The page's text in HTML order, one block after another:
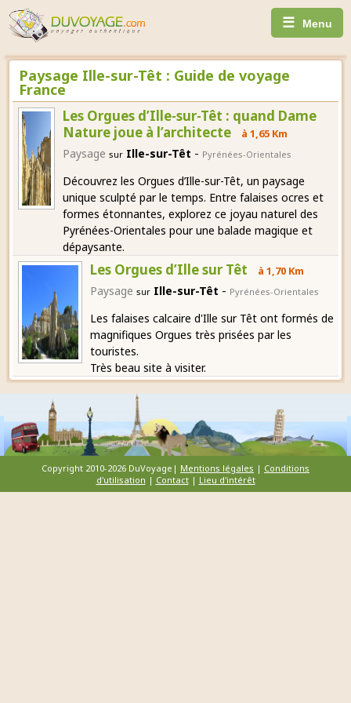
☰ Menu
Paysage Ille-sur-Têt : Guide de voyage
France
Les Orgues d’Ille-sur-Têt : quand Dame
Nature joue à l’architecte
à 1,65 Km
Paysage sur Ille-sur-Têt - Pyrénées-Orientales
Découvrez les Orgues d’Ille-sur-Têt, un paysage
unique sculpté par le temps. Entre falaises ocres et
formes étonnantes, explorez ce joyau naturel des
Pyrénées-Orientales pour une balade magique et
dépaysante.
Les Orgues d’Ille sur Têt à 1,70 Km
Paysage sur Ille-sur-Têt - Pyrénées-Orientales
Les falaises calcaire d'Ille sur Têt ont formés de
magnifiques Orgues très prisées par les
touristes.
Très beau site à visiter.
Copyright 2010-2026 DuVoyage| Mentions légales | Conditions
d'utilisation | Contact| Lieu d'intérêt